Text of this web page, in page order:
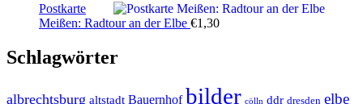
Postkarte
Meißen: Radtour an der Elbe €1,30
Schlagwörter
albrechtsburg altstadt Bauernhof bilder cölln ddr dresden elbe